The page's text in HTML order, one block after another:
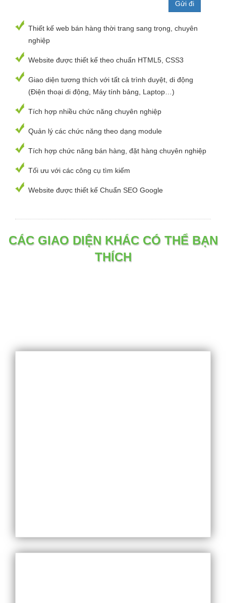
Thiết kế web bán hàng thời trang sang trọng, chuyên
nghiệp
Website được thiết kế theo chuẩn HTML5, CSS3
Giao diện tương thích với tất cả trình duyệt, di động
(Điện thoại di động, Máy tính bảng, Laptop…)
Tích hợp nhiều chức năng chuyên nghiệp
Quản lý các chức năng theo dạng module
Tích hợp chức năng bán hàng, đặt hàng chuyên nghiệp
Tối ưu với các công cụ tìm kiếm
Website được thiết kế Chuẩn SEO Google
CÁC GIAO DIỆN KHÁC CÓ THỂ BẠN
THÍCH